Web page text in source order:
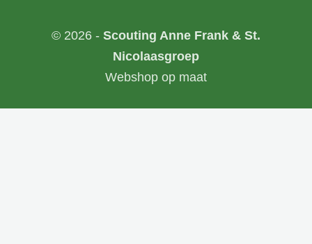
© 2026 - Scouting Anne Frank & St.
Nicolaasgroep
Webshop op maat